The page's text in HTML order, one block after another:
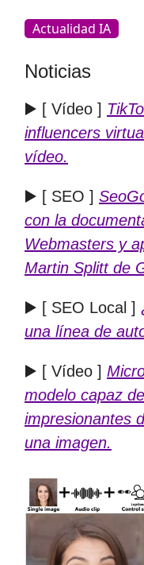
Actualidad IA
Noticias
▶️ [ Vídeo ]
influencers
vídeo.
▶️ [ SEO ]
con la
Webmasters y
Martin Splitt de
▶️ [ SEO Local ]
una línea de
▶️ [ Vídeo ]
modelo capaz
impresionantes
una imagen.